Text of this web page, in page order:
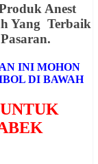
Anest
Yang Terbaik
INI MOHON
DI BAWAH